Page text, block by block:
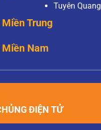
Tuyên Quang
Trung
Nam
ĐIỆN TỬ